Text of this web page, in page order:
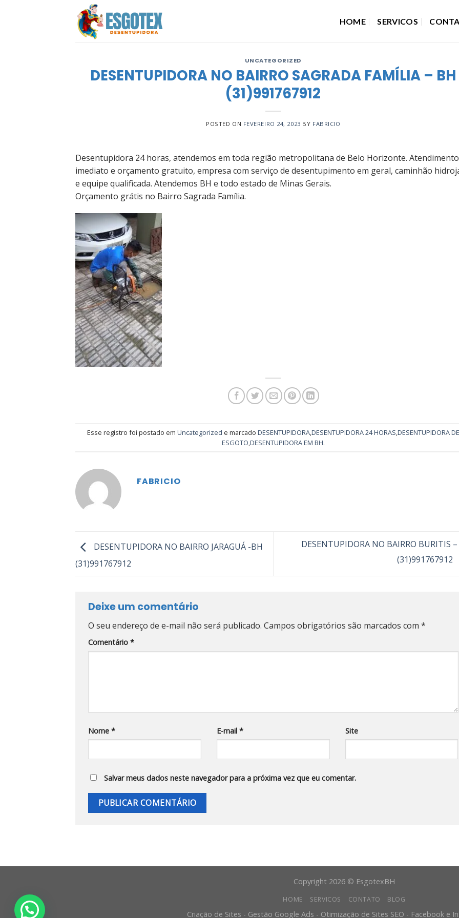
HOME SERVICOS
UNCATEGORIZED
DESENTUPIDORA NO BAIRRO SAGRADA FAMÍLIA – BH
(31)991767912
POSTED ON FEVEREIRO 24, 2023 BY FABRICIO
Desentupidora 24 horas, atendemos em toda região metropolitana de Belo Horizonte. Atendimento
imediato e orçamento gratuito, empresa com serviço de desentupimento em geral, caminhão
e equipe qualificada. Atendemos BH e todo estado de Minas Gerais.
Orçamento grátis no Bairro Sagrada Família.
Esse registro foi postado em Uncategorized e marcado DESENTUPIDORA,DESENTUPIDORA 24 HORAS,DESENTUPIDORA DE
ESGOTO,DESENTUPIDORA EM BH.
FABRICIO
DESENTUPIDORA NO BAIRRO JARAGUÁ -BH
(31)991767912
DESENTUPIDORA NO BAIRRO BURITIS
(31)991767912
Deixe um comentário
O seu endereço de e-mail não será publicado. Campos obrigatórios são marcados com *
Comentário *
Nome * E-mail * Site
Salvar meus dados neste navegador para a próxima vez que eu comentar.
Copyright 2026 © EsgotexBH
HOME SERVICOS CONTATO BLOG
Criação de Sites - Gestão Google Ads - Otimização de Sites SEO - Facebook e